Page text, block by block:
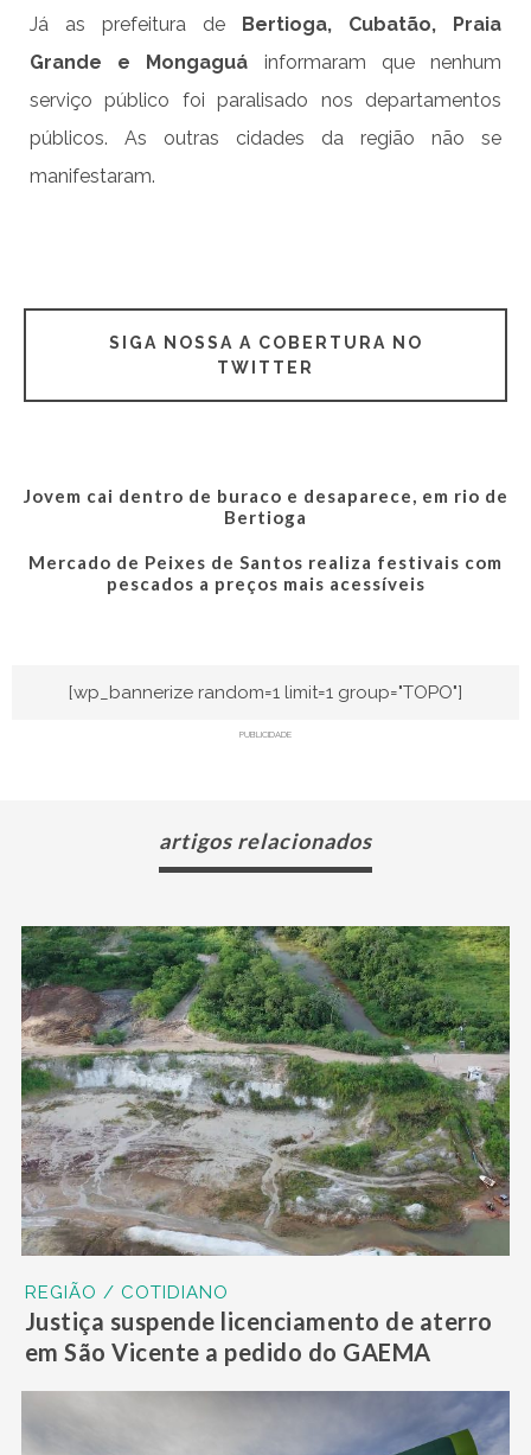
Já as prefeitura de Bertioga, Cubatão, Praia
Grande e Mongaguá informaram que nenhum
serviço público foi paralisado nos departamentos
públicos. As outras cidades da região não se
manifestaram.
SIGA NOSSA A COBERTURA NO
TWITTER
Jovem cai dentro de buraco e desaparece, em rio de
Bertioga
Mercado de Peixes de Santos realiza festivais com
pescados a preços mais acessíveis
[wp_bannerize random=1 limit=1 group="TOPO"]
PUBLICIDADE
artigos relacionados
REGIÃO / COTIDIANO
Justiça suspende licenciamento de aterro
em São Vicente a pedido do GAEMA